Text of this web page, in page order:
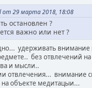
29 марта 2018, 18:08
остановлен ?
важно или нет ?
удерживать внимание
без отвлечений на
и мысли..
отвлечения... внимание
объекте медитацыи...